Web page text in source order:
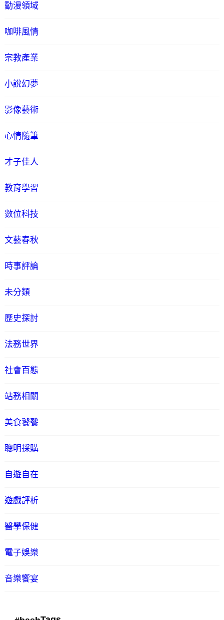
動漫領域
咖啡風情
宗教產業
小說幻夢
影像藝術
心情隨筆
才子佳人
教育學習
數位科技
文藝春秋
時事評論
未分類
歷史探討
法務世界
社會百態
站務相關
美食饕餮
聰明採購
自遊自在
遊戲評析
醫學保健
電子娛樂
音樂饗宴